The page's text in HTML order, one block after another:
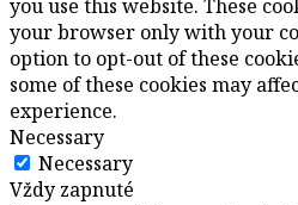
you use this website. These
your browser only with your
option to opt-out of these
some of these cookies may
experience.
Necessary
Necessary
Vždy zapnuté